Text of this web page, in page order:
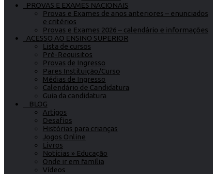
PROVAS E EXAMES NACIONAIS
Provas e Exames de anos anteriores – enunciados
e critérios
Provas e Exames 2026 – calendário e informações
ACESSO AO ENSINO SUPERIOR
Lista de cursos
Pré-Requisitos
Provas de Ingresso
Pares Instituição/Curso
Médias de Ingresso
Calendário de Candidatura
Guia da candidatura
BLOG
Artigos
Desafios
Histórias para crianças
Jogos Online
Livros
Notícias » Educação
Onde ir em família
Vídeos